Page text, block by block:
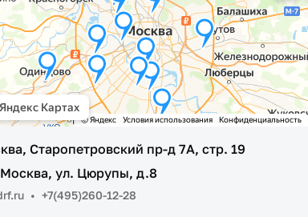
Старопетровский пр-д 7А, стр. 19
ул. Цюрупы, д.8
• +7(495)260-12-28